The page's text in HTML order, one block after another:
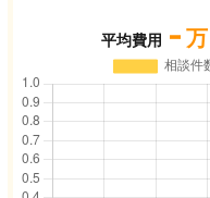
平均費用 -